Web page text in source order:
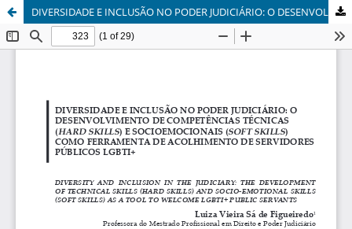
DIVERSIDADE E INCLUSÃO NO PODER JUDICIÁRIO: O DESENVOLVIMENTO DE COMPETÊNCIAS TÉCNICAS (HARD SKILLS) E SOCIOEMOCIONAIS (SOFT SKILLS) COMO FERRAMENTA DE ACOLHIMENTO DE SERVIDORES PÚBLICOS LGBTI+